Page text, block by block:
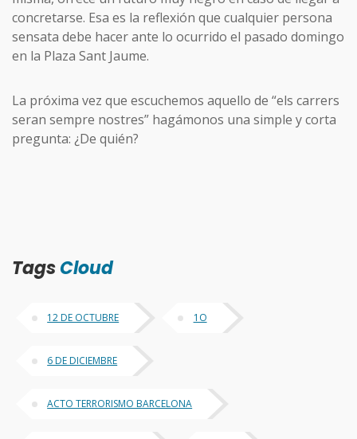
concretarse. Esa es la reflexión que cualquier persona
sensata debe hacer ante lo ocurrido el pasado domingo
en la Plaza Sant Jaume.
La próxima vez que escuchemos aquello de “els carrers
seran sempre nostres” hagámonos una simple y corta
pregunta: ¿De quién?
TagsCloud
12 DE OCTUBRE 1O
6 DE DICIEMBRE
ACTO TERRORISMO BARCELONA